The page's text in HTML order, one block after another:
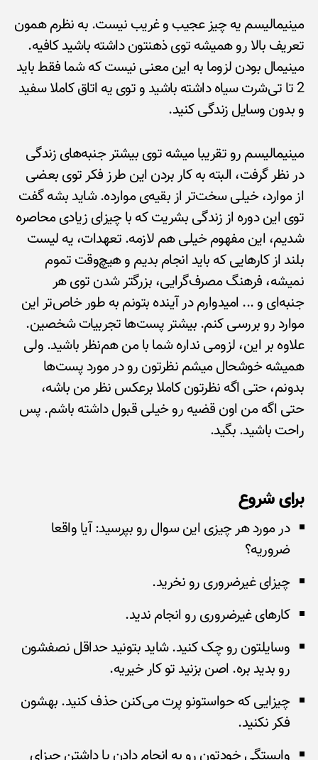
مینیمالیسم یه چیز عجیب و غریب نیست. به نظرم همون
تعریف بالا رو همیشه توی ذهنتون داشته باشید کافیه.
مینیمال بودن لزوما به این معنی نیست که شما فقط باید
2 تا تی‌شرت سیاه داشته باشید و توی یه اتاق کاملا سفید
و بدون وسایل زندگی کنید.
مینیمالیسم رو تقریبا میشه توی بیشتر جنبه‌های زندگی
در نظر گرفت، البته به کار بردن این طرز فکر توی بعضی
از موارد، خیلی سخت‌تر از بقیه‌ی موارده. شاید بشه گفت
توی این دوره از زندگی بشریت که با چیزای زیادی محاصره
شدیم، این مفهوم خیلی هم لازمه. تعهدات، یه لیست
بلند از کارهایی که باید انجام بدیم و هیچ‌وقت تموم
نمیشه، فرهنگ مصرف‌گرایی، بزرگتر شدن توی هر
جنبه‌ای و ... امیدوارم در آینده بتونم به طور خاص‌تر این
موارد رو بررسی کنم. بیشتر پست‌ها تجربیات شخصین.
علاوه بر این، لزومی نداره شما با من هم‌نظر باشید. ولی
همیشه خوشحال میشم نظرتون رو در مورد پست‌ها
بدونم، حتی اگه نظرتون کاملا برعکس نظر من باشه،
حتی اگه من اون قضیه رو خیلی قبول داشته باشم. پس
راحت باشید. بگید.
برای شروع
در مورد هر چیزی این سوال رو بپرسید: آیا واقعا
ضروریه؟
چیزای غیرضروری رو نخرید.
کارهای غیرضروری رو انجام ندید.
وسایلتون رو چک کنید. شاید بتونید حداقل نصفشون
رو بدید بره. اصن بزنید تو کار خیریه.
چیزایی که حواستونو پرت می‌کنن حذف کنید. بهشون
فکر نکنید.